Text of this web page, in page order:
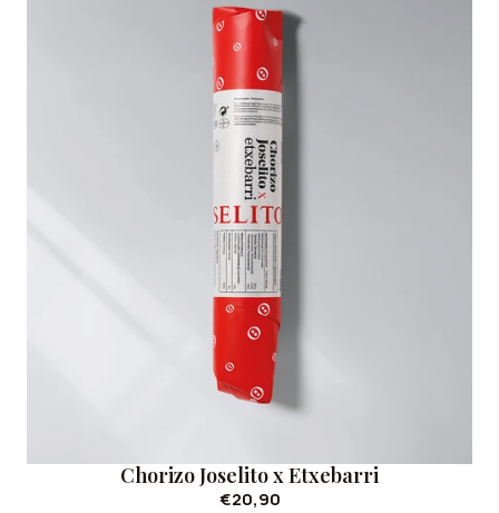
Chorizo Joselito x Etxebarri
€20,90